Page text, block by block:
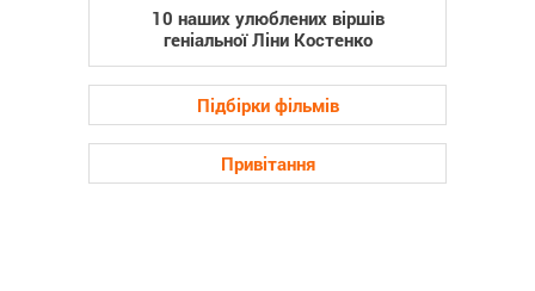
10 наших улюблених віршів
геніальної Ліни Костенко
Підбірки фільмів
Привітання